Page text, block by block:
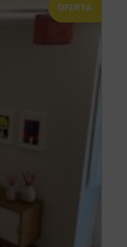
OFERTA